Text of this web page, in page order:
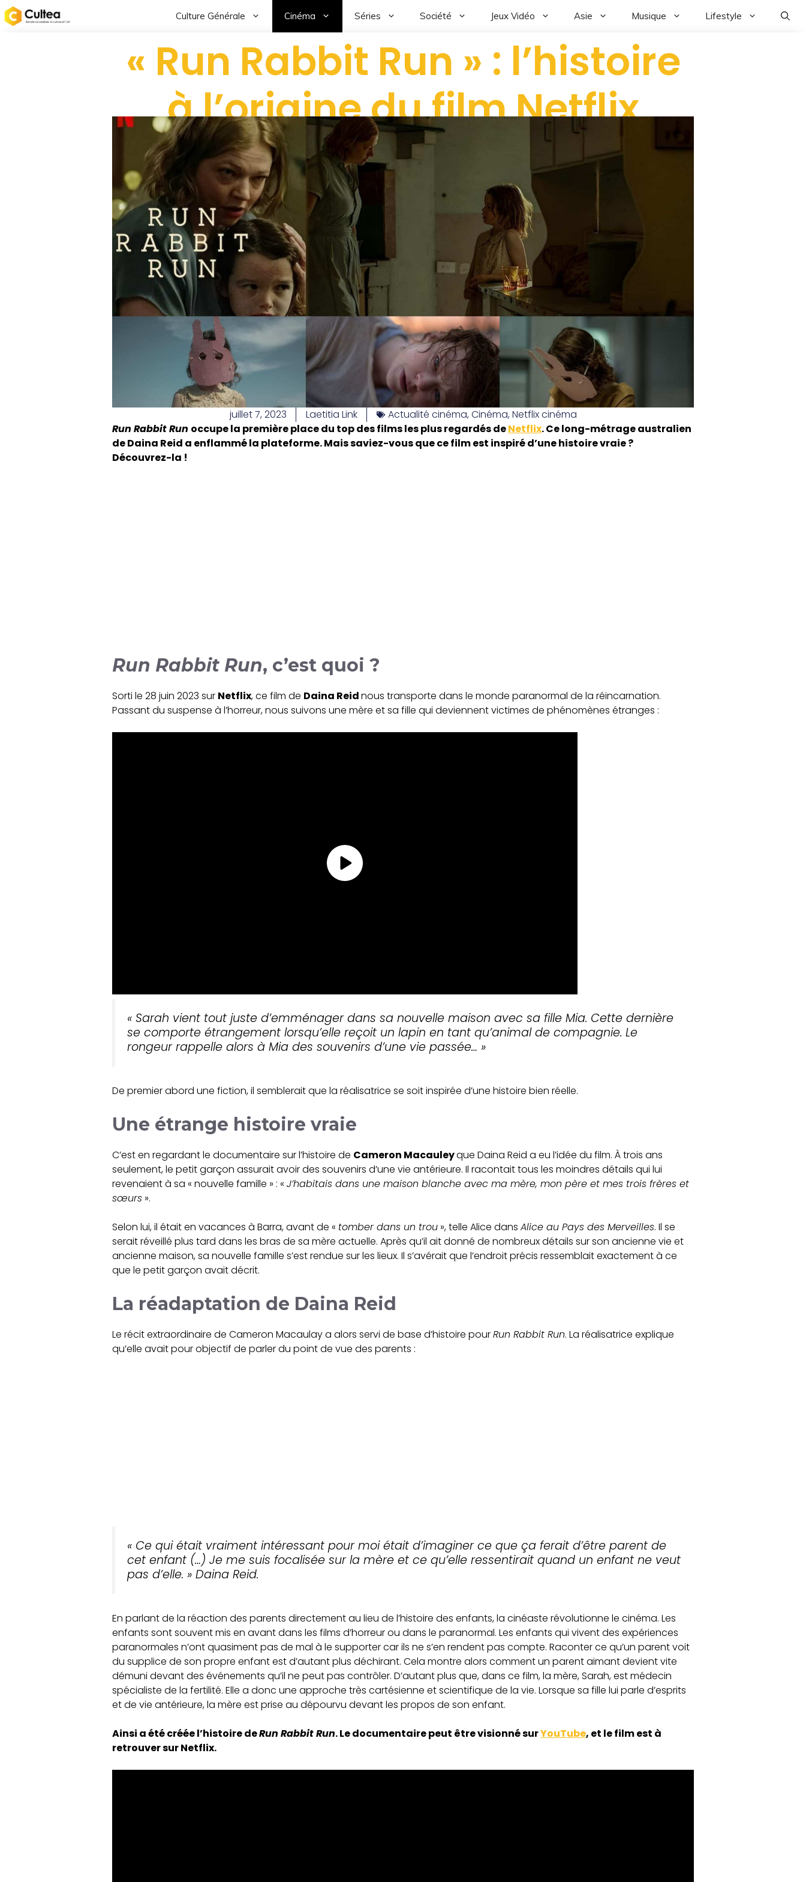
Culture Générale Cinéma Séries Société Jeux Vidéo Asie Musique Lifestyle
« Run Rabbit Run » : l’histoire
à l’origine du film Netflix
juillet 7, 2023 Laetitia Link Actualité cinéma,Cinéma,Netflix cinéma
Run Rabbit Run occupe la première place du top des films les plus regardés deNetflix. Ce long-métrage australien
de Daina Reid a enflammé la plateforme. Mais saviez-vous que ce film est inspiré d’une histoire vraie ?
Découvrez-la !
Run Rabbit Run, c’est quoi ?
Sorti le 28 juin 2023 sur Netflix, ce film de Daina Reidnous transporte dans le monde paranormal de la réincarnation.
Passant du suspense à l’horreur, nous suivons une mère et sa fille qui deviennent victimes de phénomènes étranges :
« Sarah vient tout juste d’emménager dans sa nouvelle maison avec sa fille Mia. Cette dernière
se comporte étrangement lorsqu’elle reçoit un lapin en tant qu’animal de compagnie. Le
rongeur rappelle alors à Mia des souvenirs d’une vie passée… »
De premier abord une fiction, il semblerait que la réalisatrice se soit inspirée d’une histoire bien réelle.
Une étrange histoire vraie
C’est en regardant le documentaire sur l’histoire de Cameron Macauleyque Daina Reid a eu l’idée du film. À trois ans
seulement, le petit garçon assurait avoir des souvenirs d’une vie antérieure. Il racontait tous les moindres détails qui lui
revenaient à sa « nouvelle famille » : « J’habitais dans une maison blanche avec ma mère, mon père et mes trois frères et
sœurs ».
Selon lui, il était en vacances à Barra, avant de « tomber dans un trou », telle Alice dans Alice au Pays des Merveilles. Il se
serait réveillé plus tard dans les bras de sa mère actuelle. Après qu’il ait donné de nombreux détails sur son ancienne vie et
ancienne maison, sa nouvelle famille s’est rendue sur les lieux. Il s’avérait que l’endroit précis ressemblait exactement à ce
que le petit garçon avait décrit.
La réadaptation de Daina Reid
Le récit extraordinaire de Cameron Macaulay a alors servi de base d’histoire pourRun Rabbit Run. La réalisatrice explique
qu’elle avait pour objectif de parler du point de vue des parents :
« Ce qui était vraiment intéressant pour moi était d’imaginer ce que ça ferait d’être parent de
cet enfant (…) Je me suis focalisée sur la mère et ce qu’elle ressentirait quand un enfant ne veut
pas d’elle. » Daina Reid.
En parlant de la réaction des parents directement au lieu de l’histoire des enfants, la cinéaste révolutionne le cinéma. Les
enfants sont souvent mis en avant dans les films d’horreur ou dans le paranormal. Les enfants qui vivent des expériences
paranormales n’ont quasiment pas de mal à le supporter car ils ne s’en rendent pas compte. Raconter ce qu’un parent voit
du supplice de son propre enfant est d’autant plus déchirant. Cela montre alors comment un parent aimant devient vite
démuni devant des événements qu’il ne peut pas contrôler. D’autant plus que, dans ce film, la mère, Sarah, est médecin
spécialiste de la fertilité. Elle a donc une approche très cartésienne et scientifique de la vie. Lorsque sa fille lui parle d’esprits
et de vie antérieure, la mère est prise au dépourvu devant les propos de son enfant.
Ainsi a été créée l’histoire deRun Rabbit Run. Le documentaire peut être visionné surYouTube, et le film est à
retrouver sur Netflix.